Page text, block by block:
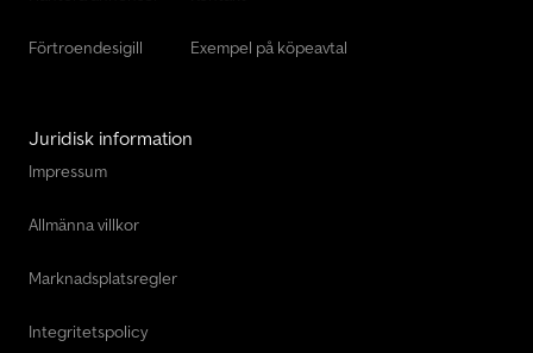
Förtroendesigill Exempel på köpeavtal
Juridisk information
Impressum
Allmänna villkor
Marknadsplatsregler
Integritetspolicy